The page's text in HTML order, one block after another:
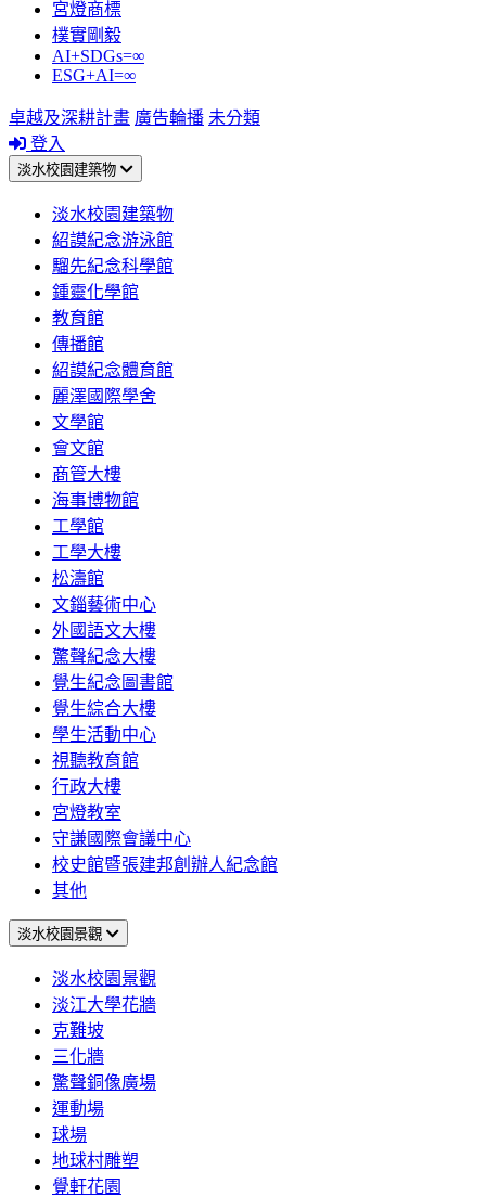
宮燈商標
樸實剛毅
AI+SDGs=∞
ESG+AI=∞
卓越及深耕計畫 廣告輪播 未分類
登入
淡水校園建築物
淡水校園建築物
紹謨紀念游泳館
騮先紀念科學館
鍾靈化學館
教育館
傳播館
紹謨紀念體育館
麗澤國際學舍
文學館
會文館
商管大樓
海事博物館
工學館
工學大樓
松濤館
文錙藝術中心
外國語文大樓
驚聲紀念大樓
覺生紀念圖書館
覺生綜合大樓
學生活動中心
視聽教育館
行政大樓
宮燈教室
守謙國際會議中心
校史館暨張建邦創辦人紀念館
其他
淡水校園景觀
淡水校園景觀
淡江大學花牆
克難坡
三化牆
驚聲銅像廣場
運動場
球場
地球村雕塑
覺軒花園